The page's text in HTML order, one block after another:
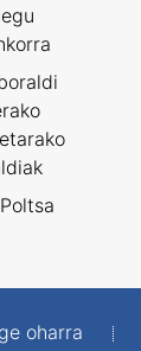
oharra